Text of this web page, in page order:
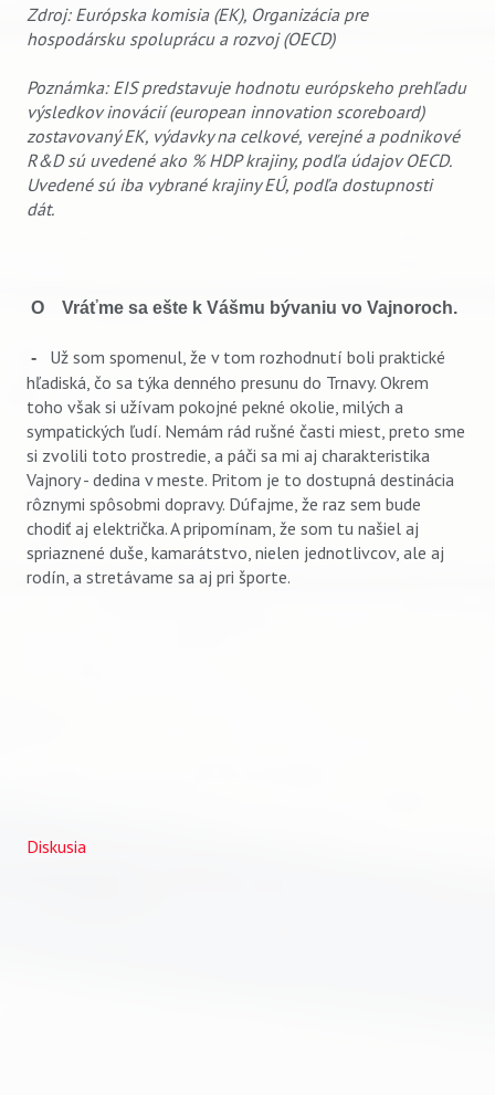
Zdroj: Európska komisia (EK), Organizácia pre
hospodársku spoluprácu a rozvoj (OECD)
Poznámka: EIS predstavuje hodnotu európskeho prehľadu
výsledkov inovácií (european innovation scoreboard)
zostavovaný EK, výdavky na celkové, verejné a podnikové
R&D sú uvedené ako % HDP krajiny, podľa údajov OECD.
Uvedené sú iba vybrané krajiny EÚ, podľa dostupnosti
dát.
O Vráťme sa ešte k Vášmu bývaniu vo Vajnoroch.
-
Už som spomenul, že v tom rozhodnutí boli praktické
hľadiská, čo sa týka denného presunu do Trnavy. Okrem
toho však si užívam pokojné pekné okolie, milých a
sympatických ľudí. Nemám rád rušné časti miest, preto sme
si zvolili toto prostredie, a páči sa mi aj charakteristika
Vajnory - dedina v meste. Pritom je to dostupná destinácia
rôznymi spôsobmi dopravy. Dúfajme, že raz sem bude
chodiť aj električka. A pripomínam, že som tu našiel aj
spriaznené duše, kamarátstvo, nielen jednotlivcov, ale aj
rodín, a stretávame sa aj pri športe.
Diskusia